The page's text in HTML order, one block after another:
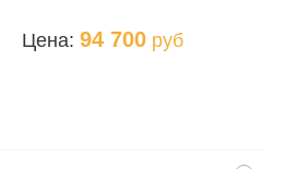
Цена: 94 700 руб